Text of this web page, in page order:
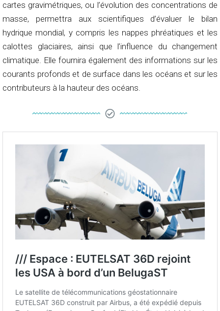
cartes gravimétriques, ou l’évolution des concentrations de
masse, permettra aux scientifiques d’évaluer le bilan
hydrique mondial, y compris les nappes phréatiques et les
calottes glaciaires, ainsi que l’influence du changement
climatique. Elle fournira également des informations sur les
courants profonds et de surface dans les océans et sur les
contributeurs à la hauteur des océans.